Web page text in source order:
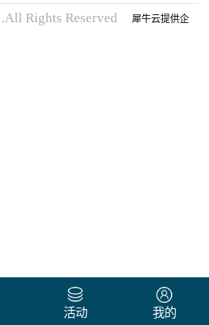
Rights Reserved
犀牛云提供企
活动 我的